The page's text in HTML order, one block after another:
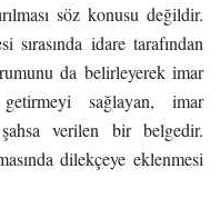
söz konusu değildir.
idare tarafından
da belirleyerek imar
sağlayan, imar
verilen bir belgedir.
dilekçeye eklenmesi